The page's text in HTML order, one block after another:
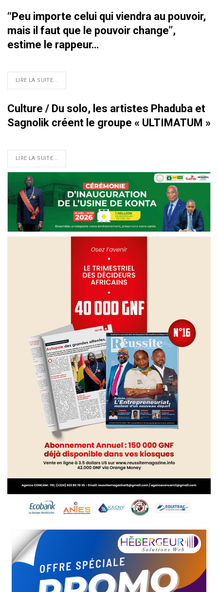
‘‘Peu importe celui qui viendra au pouvoir,
mais il faut que le pouvoir change’’,
estime le rappeur…
LIRE LA SUITE...
Culture / Du solo, les artistes Phaduba et
Sagnolik créent le groupe « ULTIMATUM »
LIRE LA SUITE...